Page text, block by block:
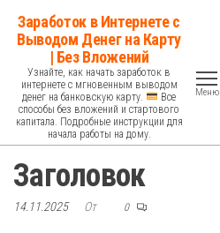
Перейти
содержимому
Заработок в Интернете с
Выводом Денег на Карту
| Без Вложений
Узнайте, как начать заработок в
интернете с мгновенным выводом
денег на банковскую карту.
Все
способы без вложений и стартового
капитала. Подробные инструкции для
начала работы на дому.
Меню
Заголовок
14.11.2025 От 0